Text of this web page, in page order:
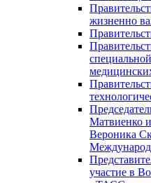
жизненно
Матвиенко
Вероника
участие в